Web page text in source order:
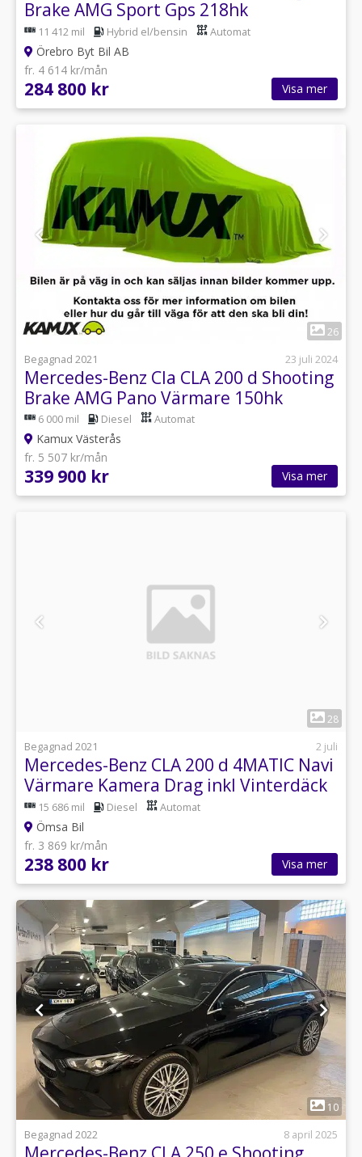
Brake AMG Sport Gps 218hk
11 412 mil Hybrid el/bensin Automat
Örebro Byt Bil AB
fr. 4 614 kr/mån
284 800 kr Visa mer
26
Begagnad 2021
23 juli 2024
Mercedes-Benz Cla CLA 200 d Shooting
Brake AMG Pano Värmare 150hk
6 000 mil Diesel Automat
Kamux Västerås
fr. 5 507 kr/mån
339 900 kr Visa mer
28
Begagnad 2021
2 juli
Mercedes-Benz CLA 200 d 4MATIC Navi
Värmare Kamera Drag inkl Vinterdäck
15 686 mil Diesel Automat
Ömsa Bil
fr. 3 869 kr/mån
238 800 kr Visa mer
1
10
Begagnad 2022
8 april 2025